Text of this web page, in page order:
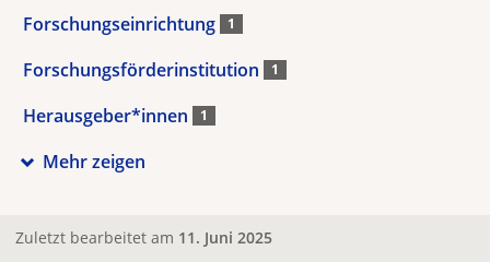
Forschungseinrichtung 1
Forschungsförderinstitution 1
Herausgeber*innen 1
Mehr zeigen
Zuletzt bearbeitet am 11. Juni 2025